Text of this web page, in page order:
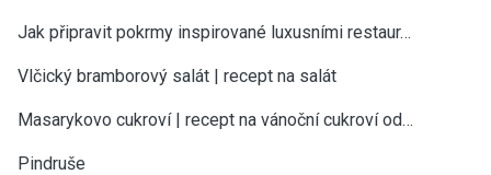
Jak připravit pokrmy inspirované luxusními restaur…
Vlčický bramborový salát | recept na salát
Masarykovo cukroví | recept na vánoční cukroví od…
Pindruše